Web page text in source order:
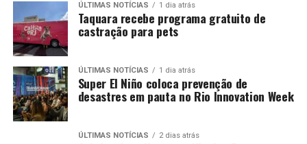
ÚLTIMAS NOTÍCIAS 1 dia atrás
Taquara recebe programa gratuito de
castração para pets
ÚLTIMAS NOTÍCIAS 1 dia atrás
Super El Niño coloca prevenção de
desastres em pauta no Rio Innovation Week
ÚLTIMAS NOTÍCIAS 2 dias atrás